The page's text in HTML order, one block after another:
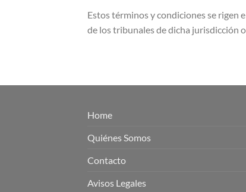
Estos términos y condiciones se rigen
de los tribunales de dicha jurisdicción
Home
Quiénes Somos
Contacto
Avisos Legales